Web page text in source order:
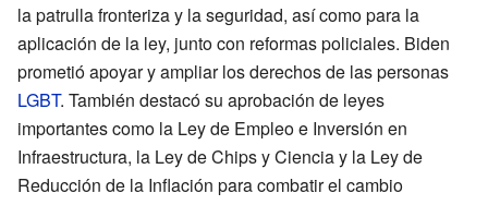
la patrulla fronteriza y la seguridad, así como para la
aplicación de la ley, junto con reformas policiales. Biden
prometió apoyar y ampliar los derechos de las personas
LGBT. También destacó su aprobación de leyes
importantes como la Ley de Empleo e Inversión en
Infraestructura, la Ley de Chips y Ciencia y la Ley de
Reducción de la Inflación para combatir el cambio